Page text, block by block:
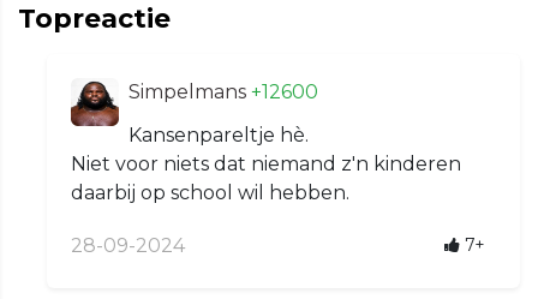
Topreactie
Simpelmans +12600
Kansenpareltje hè.
Niet voor niets dat niemand z'n kinderen
daarbij op school wil hebben.
28-09-2024 7+